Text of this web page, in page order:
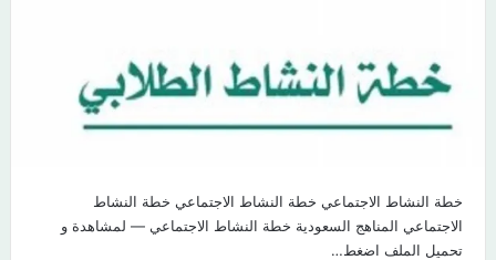
خطة النشاط الاجتماعي خطة النشاط الاجتماعي خطة النشاط
الاجتماعي المناهج السعودية خطة النشاط الاجتماعي — لمشاهدة و
تحميل الملف اضغط…